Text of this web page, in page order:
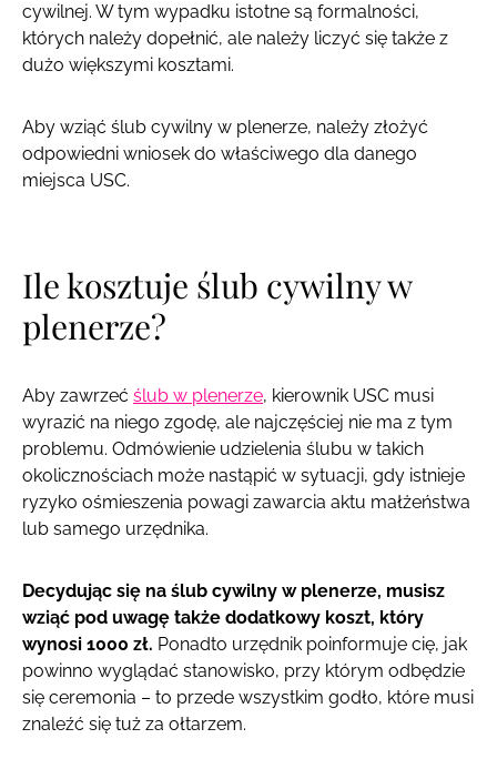
cywilnej. W tym wypadku istotne są formalności,
których należy dopełnić, ale należy liczyć się także z
dużo większymi kosztami.
Aby wziąć ślub cywilny w plenerze, należy złożyć
odpowiedni wniosek do właściwego dla danego
miejsca USC.
Ile kosztuje ślub cywilny w
plenerze?
Aby zawrzeć ślub w plenerze, kierownik USC musi
wyrazić na niego zgodę, ale najczęściej nie ma z tym
problemu. Odmówienie udzielenia ślubu w takich
okolicznościach może nastąpić w sytuacji, gdy istnieje
ryzyko ośmieszenia powagi zawarcia aktu małżeństwa
lub samego urzędnika.
Decydując się na ślub cywilny w plenerze, musisz
wziąć pod uwagę także dodatkowy koszt, który
wynosi 1000 zł. Ponadto urzędnik poinformuje cię, jak
powinno wyglądać stanowisko, przy którym odbędzie
się ceremonia – to przede wszystkim godło, które musi
znaleźć się tuż za ołtarzem.